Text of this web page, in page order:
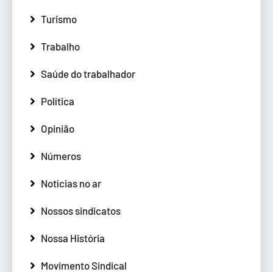
Turismo
Trabalho
Saúde do trabalhador
Política
Opinião
Números
Notícias no ar
Nossos sindicatos
Nossa História
Movimento Sindical